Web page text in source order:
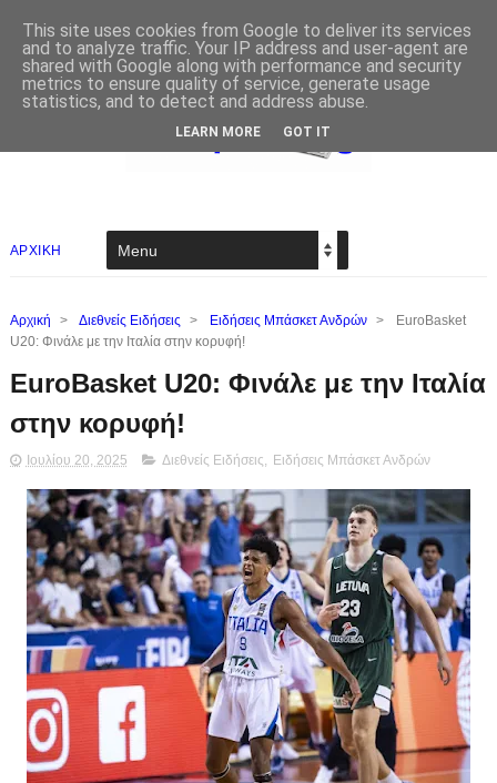
ΑΡΧΙΚΗ
Αρχική > Διεθνείς Ειδήσεις > Ειδήσεις Μπάσκετ Ανδρών >
EuroBasket
U20: Φινάλε με την Ιταλία στην κορυφή!
EuroBasket U20: Φινάλε με την Ιταλία
στην κορυφή!
Ιουλίου 20, 2025 Διεθνείς Ειδήσεις, Ειδήσεις Μπάσκετ Ανδρών
This site uses cookies from Google to deliver its services
and to analyze traffic. Your IP address and user-agent are
shared with Google along with performance and security
metrics to ensure quality of service, generate usage
statistics, and to detect and address abuse.
LEARN MORE GOT IT